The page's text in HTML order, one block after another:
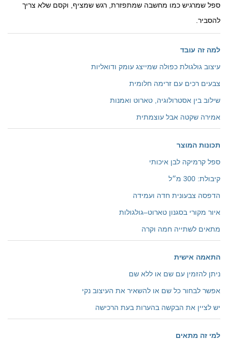
ספל שמרגיש כמו מחשבה שמתפזרת, רגש שמציף, וקסם שלא צריך
להסביר.
למה זה עובד
עיצוב גולגולת כפולה שמייצג עומק ודואליות
צבעים רכים עם זרימה חלומית
שילוב בין אסטרולוגיה, טארוט ואמנות
אמירה שקטה אבל עוצמתית
תכונות המוצר
ספל קרמיקה לבן איכותי
קיבולת: 300 מ״ל
הדפסה צבעונית חדה ועמידה
איור מקורי בסגנון טארוט–גולגולות
מתאים לשתייה חמה וקרה
התאמה אישית
ניתן להזמין עם שם או ללא שם
אפשר לבחור כל שם או להשאיר את העיצוב נקי
יש לציין את הבקשה בהערות בעת הרכישה
למי זה מתאים